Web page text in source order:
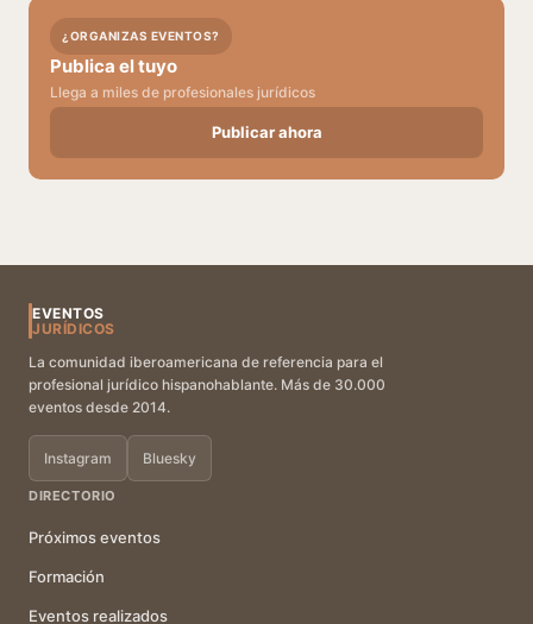
¿ORGANIZAS EVENTOS?
Publica el tuyo
Llega a miles de profesionales jurídicos
Publicar ahora
EVENTOS
JURÍDICOS
La comunidad iberoamericana de referencia para el
profesional jurídico hispanohablante. Más de 30.000
eventos desde 2014.
Instagram Bluesky
DIRECTORIO
Próximos eventos
Formación
Eventos realizados